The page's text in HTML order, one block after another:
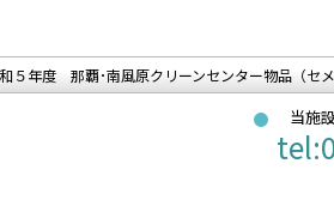
５年度 那覇･南風原クリーンセンター物品（セメ
当施